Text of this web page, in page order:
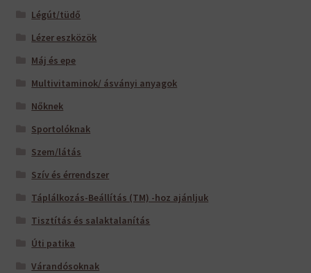
Légút/tüdő
Lézer eszközök
Máj és epe
Multivitaminok/ ásványi anyagok
Nőknek
Sportolóknak
Szem/látás
Szív és érrendszer
Táplálkozás-Beállítás (TM) -hoz ajánljuk
Tisztítás és salaktalanítás
Úti patika
Várandósoknak